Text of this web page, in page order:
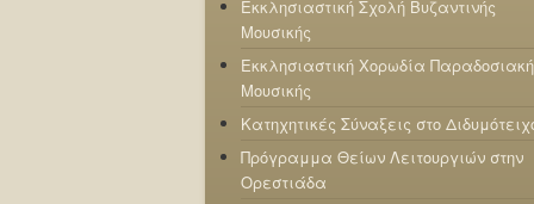
Εκκλησιαστική Σχολή Βυζαντινής
Μουσικής
Εκκλησιαστική Χορωδία
Μουσικής
Κατηχητικές Σύναξεις στο
Πρόγραμμα Θείων Λειτουργιών στην
Ορεστιάδα